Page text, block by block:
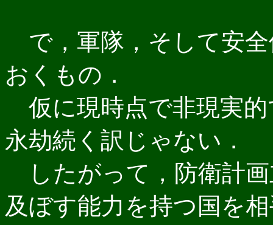
で，軍隊，そして安
おくもの．
仮に現時点で非現実
永劫続く訳じゃない．
したがって，防衛計
及ぼす能力を持つ国を